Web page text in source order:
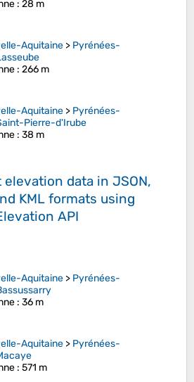
: 28 m
Aquitaine > Pyrénées-
: 266 m
Aquitaine > Pyrénées-
Pierre-d'Irube
: 38 m
elevation data in JSON,
KML formats using
API
Aquitaine > Pyrénées-
: 36 m
Aquitaine > Pyrénées-
: 571 m